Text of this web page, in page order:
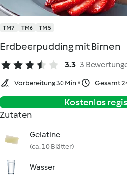
TM7 TM6 TM5
Erdbeerpudding mit Birnen
3.3 3
Vorbereitung 30 Min Gesamt
Kostenlos
Zutaten
Gelatine
(ca. 10 Blätter)
Wasser